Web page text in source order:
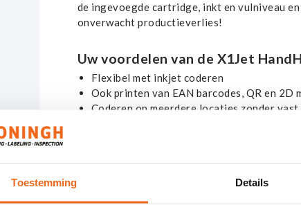
Toestemming Details
de ingevoegde cartridge, inkt en vulniveau
onverwacht productieverlies!
Uw voordelen van de X1Jet
Flexibel met inkjet coderen
Ook printen van EAN barcodes, QR en 2D
Coderen op meerdere locaties zonder
Wilt.u meer weten over deze handige,
Onze product specialisten vertellen u er graag